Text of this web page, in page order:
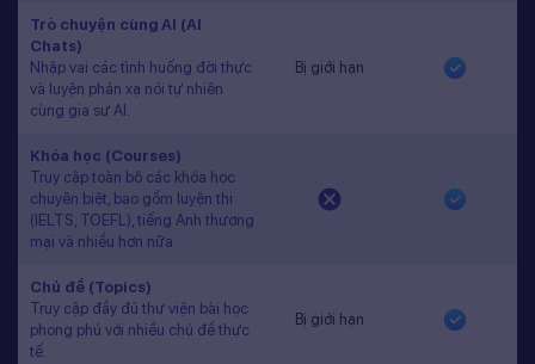
Trò chuyện cùng AI (AI
Chats)
Nhập vai các tình huống đời thực
và luyện phản xạ nói tự nhiên
cùng gia sư AI.
Bị giới hạn
Khóa học (Courses)
Truy cập toàn bộ các khóa học
chuyên biệt, bao gồm luyện thi
(IELTS, TOEFL), tiếng Anh thương
mại và nhiều hơn nữa.
Chủ đề (Topics)
Truy cập đầy đủ thư viện bài học
phong phú với nhiều chủ đề thực
tế.
Bị giới hạn